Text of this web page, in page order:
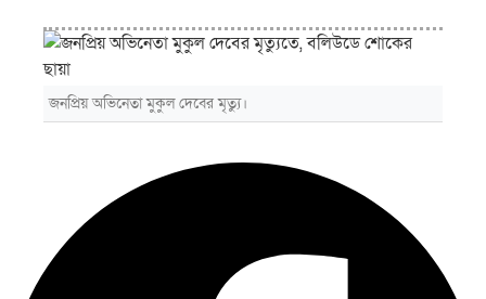
জনপ্রিয় অভিনেতা মুকুল দেবের মৃত্যু।